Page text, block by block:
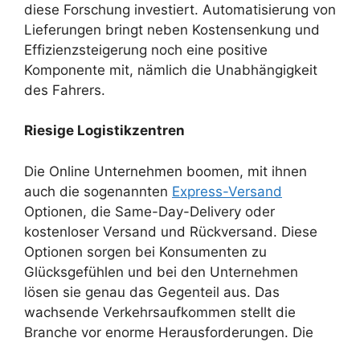
diese Forschung investiert. Automatisierung von
Lieferungen bringt neben Kostensenkung und
Effizienzsteigerung noch eine positive
Komponente mit, nämlich die Unabhängigkeit
des Fahrers.
Riesige Logistikzentren
Die Online Unternehmen boomen, mit ihnen
auch die sogenannten Express-Versand
Optionen, die Same-Day-Delivery oder
kostenloser Versand und Rückversand. Diese
Optionen sorgen bei Konsumenten zu
Glücksgefühlen und bei den Unternehmen
lösen sie genau das Gegenteil aus. Das
wachsende Verkehrsaufkommen stellt die
Branche vor enorme Herausforderungen. Die